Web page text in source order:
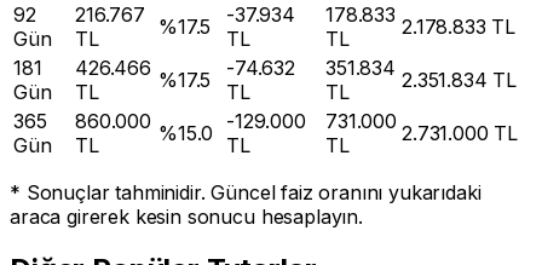
92
Gün
216.767
TL
%17.5 -37.934
TL
178.833
TL
2.178.833 TL
181
Gün
426.466
TL
%17.5 -74.632
TL
351.834
TL
2.351.834 TL
365
Gün
860.000
TL
%15.0 -129.000
TL
731.000
TL
2.731.000 TL
* Sonuçlar tahminidir. Güncel faiz oranını yukarıdaki
araca girerek kesin sonucu hesaplayın.